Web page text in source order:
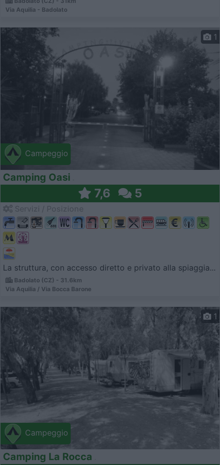
Via Aquilia - Badolato
Campeggio
1
Camping Oasi
7,6 5
La struttura, con accesso diretto e privato alla spiaggia...
Badolato (CZ) - 31.6km
Via Aquilia / Via Bocca Barone
Campeggio
1
Camping La Rocca